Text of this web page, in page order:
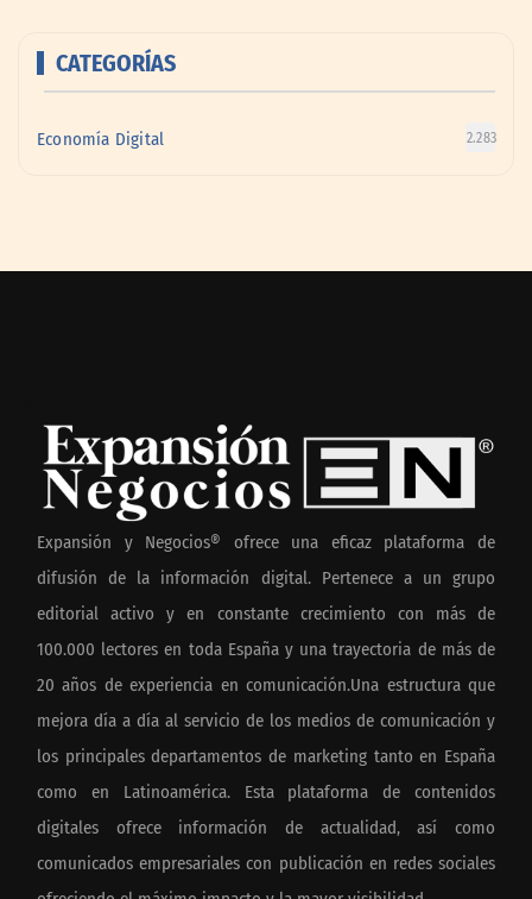
CATEGORÍAS
Economía Digital 2.283
Expansión y Negocios® ofrece una eficaz plataforma de
difusión de la información digital. Pertenece a un grupo
editorial activo y en constante crecimiento con más de
100.000 lectores en toda España y una trayectoria de más de
20 años de experiencia en comunicación.Una estructura que
mejora día a día al servicio de los medios de comunicación y
los principales departamentos de marketing tanto en España
como en Latinoamérica. Esta plataforma de contenidos
digitales ofrece información de actualidad, así como
comunicados empresariales con publicación en redes sociales